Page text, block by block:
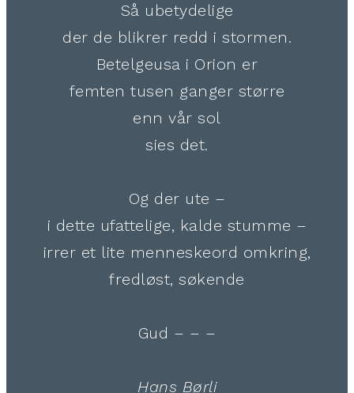
Så ubetydelige
der de blikrer redd i stormen.
Betelgeusa i Orion er
femten tusen ganger større
enn vår sol
sies det.
Og der ute –
i dette ufattelige, kalde stumme –
irrer et lite menneskeord omkring,
fredløst, søkende
Gud – – –
Hans Børli